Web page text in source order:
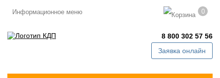
Информационное меню 0
8 800 302 57 56
Заявка онлайн